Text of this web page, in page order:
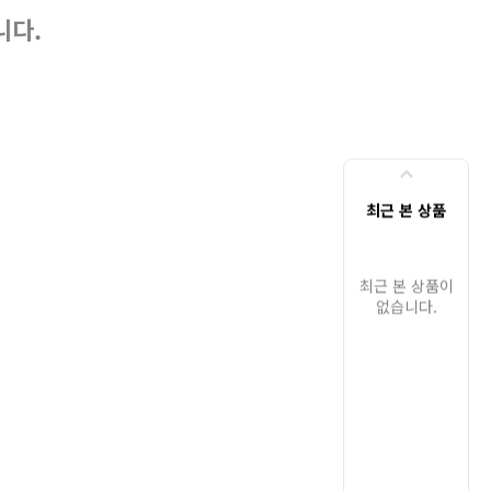
다.
최근 본 상품
최근 본 상품이
없습니다.